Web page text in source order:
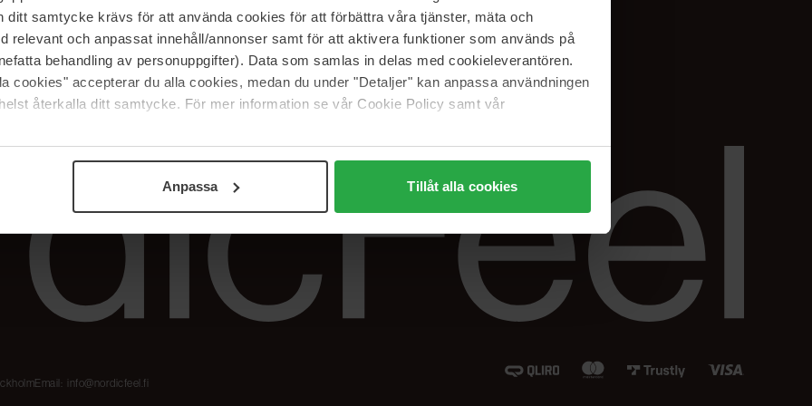
ditt samtycke krävs för att använda cookies för att förbättra våra tjänster, mäta och
relevant och anpassat innehåll/annonser samt för att aktivera funktioner som används på
behandling av personuppgifter). Data som samlas in delas med cookieleverantören.
cookies" accepterar du alla cookies, medan du under "Detaljer" kan anpassa användningen
återkalla ditt samtycke. För mer information se vår Cookie Policy samt vår
Anpassa Tillåt alla cookies
The Beauty Edit
Työskentele
NordicFeel Groupissa
reklamaatiot
Facebook
LinkedIn
Email:
info@nordicfeel.fi